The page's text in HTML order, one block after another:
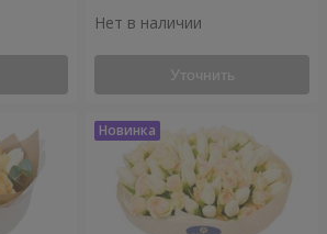
Нет в наличии
Уточнить